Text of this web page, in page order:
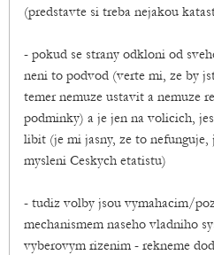
(predstavte si treba nejakou
- pokud se strany odkloni od
neni to podvod (verte mi, ze by
temer nemuze ustavit a nemuze
podminky) a je jen na volicich,
libit (je mi jasny, ze to nefunguje,
mysleni Ceskych etatistu)
- tudiz volby jsou vymahacim/
mechanismem naseho vladniho
vyberovym rizenim - rekneme